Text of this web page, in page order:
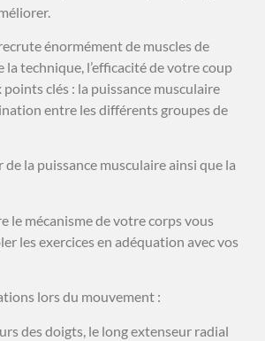
énormément de muscles de
technique, l’efficacité de votre coup
clés : la puissance musculaire
entre les différents groupes de
la puissance musculaire ainsi que la
le mécanisme de votre corps vous
les exercices en adéquation avec vos
lors du mouvement :
des doigts, le long extenseur radial